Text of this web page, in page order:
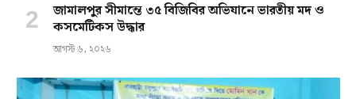
জামালপুর সীমান্তে ৩৫ বিজিবির অভিযানে ভারতীয় মদ ও
কসমেটিকস উদ্ধার
আগস্ট ৬, ২০২৬